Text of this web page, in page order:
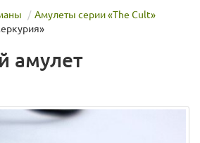
Амулеты серии «The Cult»
амулет